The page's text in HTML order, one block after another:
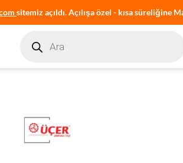
sitemiz açıldı. Açılışa özel - kısa süreliğine
search